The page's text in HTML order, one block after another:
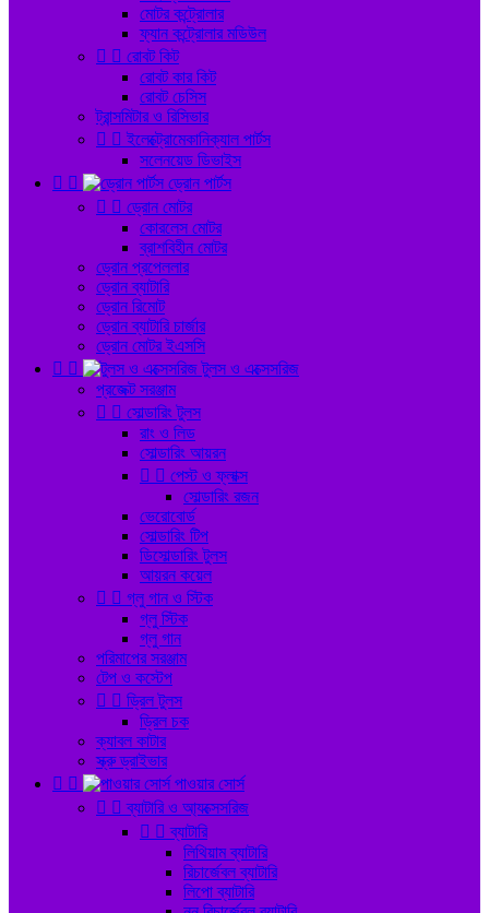
মোটর কন্ট্রোলার
ফ্যান কন্ট্রোলার মডিউল
  রোবট কিট
রোবট কার কিট
রোবট চেসিস
ট্রান্সমিটার ও রিসিভার
  ইলেক্ট্রোমেকানিক্যাল পার্টস
সলেনয়েড ডিভাইস
 
ড্রোন পার্টস
  ড্রোন মোটর
কোরলেস মোটর
ব্রাশবিহীন মোটর
ড্রোন প্রপেললার
ড্রোন ব্যাটারি
ড্রোন রিমোট
ড্রোন ব্যাটারি চার্জার
ড্রোন মোটর ইএসসি
 
টুলস ও এক্সেসরিজ
প্রজেক্ট সরঞ্জাম
  সোল্ডারিং টুলস
রাং ও লিড
সোল্ডারিং আয়রন
  পেস্ট ও ফ্লাক্স
সোল্ডারিং রজন
ভেরোবোর্ড
সোল্ডারিং টিপ
ডিসোল্ডারিং টুলস
আয়রন কয়েল
  গ্লু গান ও স্টিক
গ্লু স্টিক
গ্লু গান
পরিমাপের সরঞ্জাম
টেপ ও কস্টেপ
  ড্রিল টুলস
ড্রিল চক
ক্যাবল কাটার
স্ক্রু ড্রাইভার
 
পাওয়ার সোর্স
  ব্যাটারি ও আ্যক্সেসরিজ
  ব্যাটারি
লিথিয়াম ব্যাটারি
রিচার্জেবল ব্যাটারি
লিপো ব্যাটারি